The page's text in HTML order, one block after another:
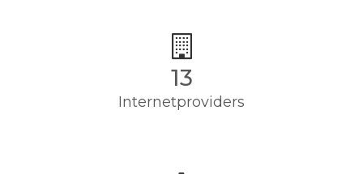
13
Internetproviders